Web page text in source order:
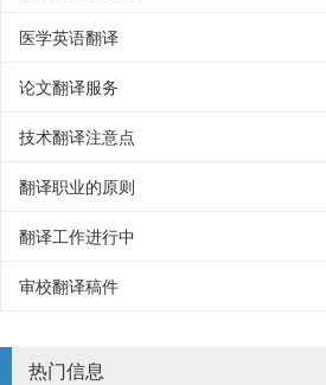
医学英语翻译
论文翻译服务
技术翻译注意点
翻译职业的原则
翻译工作进行中
审校翻译稿件
热门信息